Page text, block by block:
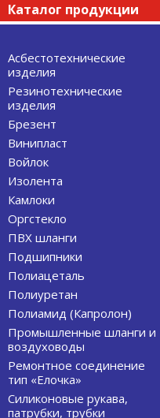
Каталог продукции
Асбестотехнические
изделия
Резинотехнические
изделия
Брезент
Винипласт
Войлок
Изолента
Камлоки
Оргстекло
ПВХ шланги
Подшипники
Полиацеталь
Полиуретан
Полиамид (Капролон)
Промышленные шланги и
воздуховоды
Ремонтное соединение
тип «Елочка»
Силиконовые рукава,
патрубки, трубки